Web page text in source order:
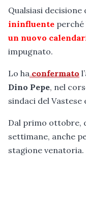
Qualsiasi
ininfluente perché
un nuovo
impugnato.
Lo haconfermato
Dino Pepe, nel
sindaci del Vastese
Dal primo ottobre,
settimane, anche
stagione venatoria.